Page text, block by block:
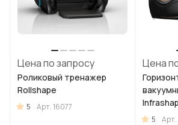
Цена по запросу
Роликовый тренажер
Rollshape
5 Арт.16077
Цена
5 Арт.